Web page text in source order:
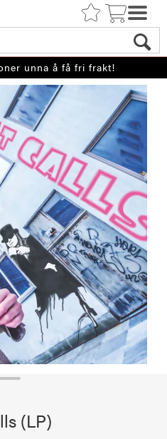
unna å få fri frakt!
(LP)